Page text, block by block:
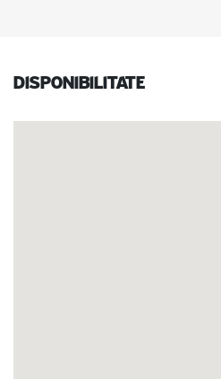
Disponibilitate